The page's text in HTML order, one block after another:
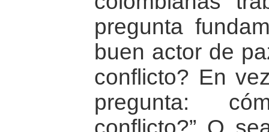
pregunta
buen actor de
conflicto? En
pregunta: